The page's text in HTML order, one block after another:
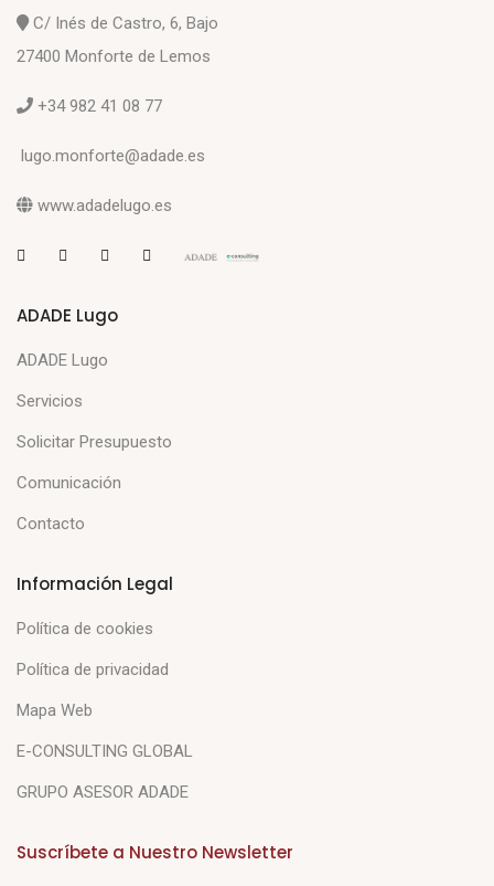
C/ Inés de Castro, 6, Bajo
27400 Monforte de Lemos
+34 982 41 08 77
lugo.monforte@adade.es
www.adadelugo.es
ADADE Lugo
ADADE Lugo
Servicios
Solicitar Presupuesto
Comunicación
Contacto
Información Legal
Política de cookies
Política de privacidad
Mapa Web
E-CONSULTING GLOBAL
GRUPO ASESOR ADADE
Suscríbete a Nuestro Newsletter